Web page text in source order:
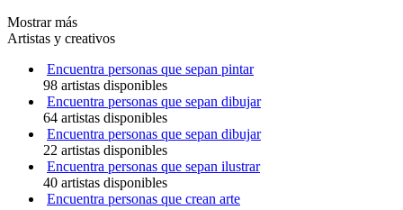
Mostrar más
Artistas y creativos
Encuentra personas que sepan pintar
98 artistas disponibles
Encuentra personas que sepan dibujar
64 artistas disponibles
Encuentra personas que sepan dibujar
22 artistas disponibles
Encuentra personas que sepan ilustrar
40 artistas disponibles
Encuentra personas que crean arte